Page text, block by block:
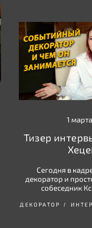
1
Тизер
Сегодня в
декоратор и
собеседник
ДЕКОРАТОР